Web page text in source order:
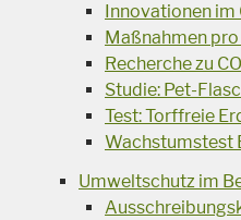
Innovationen
Maßnahmen
Recherche zu
Studie: Pet-
Test: Torffreie
Wachstumstest
Umweltschutz im